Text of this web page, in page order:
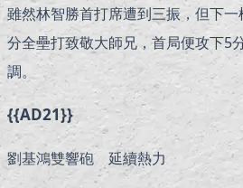
雖然林智勝首打席遭到三振，但下
分全壘打致敬大師兄，首局便攻下5
調。
{{AD21}}
劉基鴻雙響砲 延續熱力